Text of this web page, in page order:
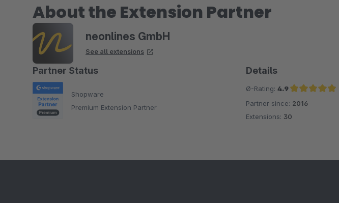
About the Extension Partner
neonlines GmbH
See all extensions
Partner Status
Shopware
Premium Extension Partner
Details
Ø-Rating: 4.9
Average rating of 4.9 out of 5 stars
Partner since: 2016
Extensions: 30